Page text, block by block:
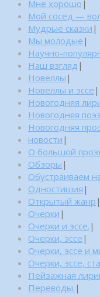
Мне хорошо |
Мой сосед —
Мудрые сказки |
Мы молодые |
Научно-
Наш взгляд |
Новеллы |
Новеллы и эссе |
Новогодняя
Новогодняя
Новогодняя
новости |
О большой
Обзоры |
Обустраиваем
Одностишия |
Открытый жанр |
Очерки |
Очерки и эссе. |
Очерки, эссе |
Очерки, эссе и
Очерки, эссе,
Пейзажная
Переводы. |